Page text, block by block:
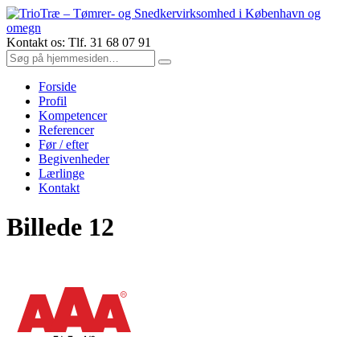
Kontakt os: Tlf. 31 68 07 91
Forside
Profil
Kompetencer
Referencer
Før / efter
Begivenheder
Lærlinge
Kontakt
Billede 12